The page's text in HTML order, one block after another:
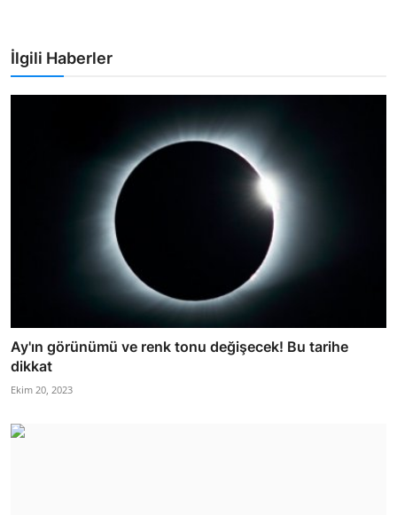
İlgili Haberler
Ay'ın görünümü ve renk tonu değişecek! Bu tarihe
dikkat
Ekim 20, 2023